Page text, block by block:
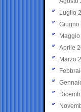
Luglio
Giugno
Aprile
Marzo